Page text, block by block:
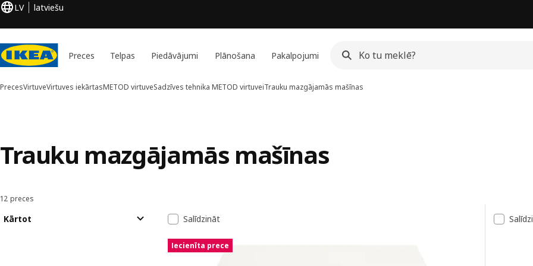
LV latviešu
Preces Telpas Piedāvājumi Plānošana Pakalpojumi
PrecesVirtuveVirtuves iekārtasMETOD virtuveSadzīves tehnika METOD virtuveiTrauku mazgājamās mašīnas
Trauku mazgājamās mašīnas
Kārtot un filtrēt
12 preces
Kārtot Rezultātu saraksts
Salīdzināt
Iecienīta prece